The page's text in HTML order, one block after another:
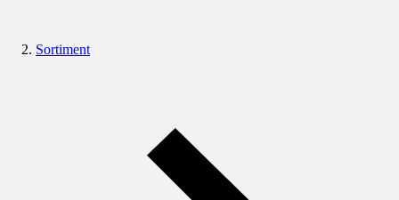
Sortiment